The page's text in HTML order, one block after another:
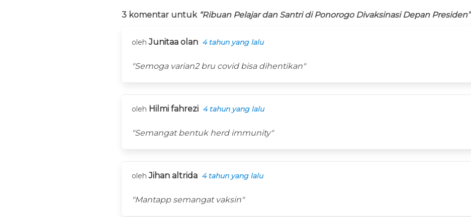
3 komentar untuk “Ribuan Pelajar dan Santri di Ponorogo Divaksinasi Depan Presiden”
oleh Junitaa olan 4 tahun yang lalu
"Semoga varian2 bru covid bisa dihentikan"
oleh Hilmi fahrezi 4 tahun yang lalu
"Semangat bentuk herd immunity"
oleh Jihan altrida 4 tahun yang lalu
"Mantapp semangat vaksin"